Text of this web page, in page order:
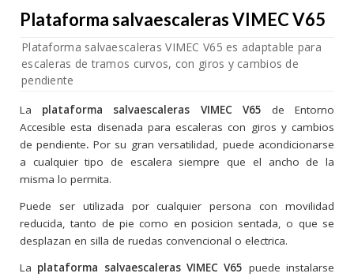
Plataforma salvaescaleras VIMEC V65
Plataforma salvaescaleras VIMEC V65 es adaptable para
escaleras de tramos curvos, con giros y cambios de
pendiente
La plataforma salvaescaleras VIMEC V65 deEntorno
Accesible esta disenada para escaleras con giros y cambios
de pendiente. Por su gran versatilidad, puede acondicionarse
a cualquier tipo de escalera siempre que el ancho de la
misma lo permita.
Puede ser utilizada por cualquier persona con movilidad
reducida, tanto de pie como en posicion sentada, o que se
desplazan en silla de ruedas convencional o electrica.
La plataforma salvaescaleras VIMEC V65 puede instalarse